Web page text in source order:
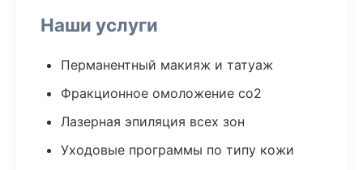
Наши услуги
Перманентный макияж и татуаж
Фракционное омоложение co2
Лазерная эпиляция всех зон
Уходовые программы по типу кожи